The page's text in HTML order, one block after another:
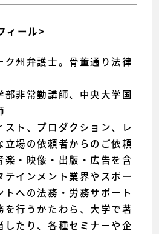
ィール>
ク州弁護士。骨董通り法律
部非常勤講師、中央大学国
スト、プロダクション、レ
立場の依頼者からのご依頼
楽・映像・出版・広告を含
テインメント業界やスポー
トへの法務・労務サポート
を行うかたわら、大学で著
したり、各種セミナーや企